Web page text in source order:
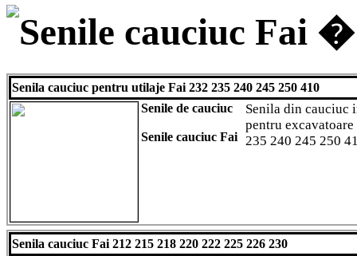
Senile cauciuc Fai
Senila cauciuc pentru utilaje Fai 232 235 240 245 250 410
Senile de cauciuc
Senile cauciuc Fai
Senila din cauciuc
pentru
235 240 245 250
Senila cauciuc Fai 212 215 218 220 222 225 226 230